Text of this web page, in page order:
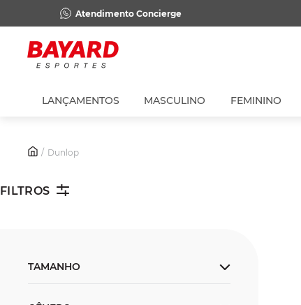
Atendimento Concierge
LANÇAMENTOS MASCULINO FEMININO
Dunlop
FILTROS
TAMANHO
Único